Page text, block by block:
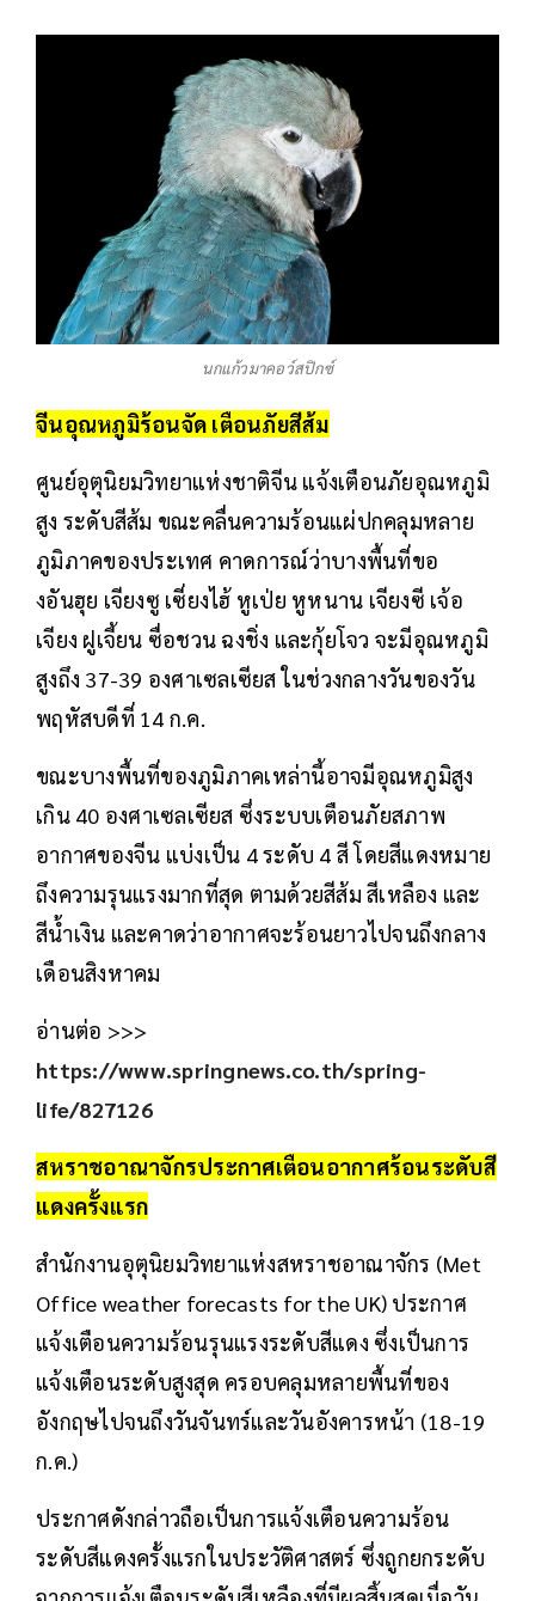
นกแก้วมาคอว์สปิกซ์
จีนอุณหภูมิร้อนจัด เตือนภัยสีส้ม
ศูนย์อุตุนิยมวิทยาแห่งชาติจีน แจ้งเตือนภัยอุณหภูมิ
สูง ระดับสีส้ม ขณะคลื่นความร้อนแผ่ปกคลุมหลาย
ภูมิภาคของประเทศ คาดการณ์ว่าบางพื้นที่ขอ
งอันฮุย เจียงซู เซี่ยงไฮ้ หูเป่ย หูหนาน เจียงซี เจ้อ
เจียง ฝูเจี้ยน ซื่อชวน ฉงชิ่ง และกุ้ยโจว จะมีอุณหภูมิ
สูงถึง 37-39 องศาเซลเซียส ในช่วงกลางวันของวัน
พฤหัสบดีที่ 14 ก.ค.
ขณะบางพื้นที่ของภูมิภาคเหล่านี้อาจมีอุณหภูมิสูง
เกิน 40 องศาเซลเซียส ซึ่งระบบเตือนภัยสภาพ
อากาศของจีน แบ่งเป็น 4 ระดับ 4 สี โดยสีแดงหมาย
ถึงความรุนแรงมากที่สุด ตามด้วยสีส้ม สีเหลือง และ
สีน้ำเงิน และคาดว่าอากาศจะร้อนยาวไปจนถึงกลาง
เดือนสิงหาคม
อ่านต่อ >>>
https://www.springnews.co.th/spring-
life/827126
สหราชอาณาจักรประกาศเตือนอากาศร้อนระดับสี
แดงครั้งแรก
สำนักงานอุตุนิยมวิทยาแห่งสหราชอาณาจักร (Met
Office weather forecasts for the UK) ประกาศ
แจ้งเตือนความร้อนรุนแรงระดับสีแดง ซึ่งเป็นการ
แจ้งเตือนระดับสูงสุด ครอบคลุมหลายพื้นที่ของ
อังกฤษไปจนถึงวันจันทร์และวันอังคารหน้า (18-19
ก.ค.)
ประกาศดังกล่าวถือเป็นการแจ้งเตือนความร้อน
ระดับสีแดงครั้งแรกในประวัติศาสตร์ ซึ่งถูกยกระดับ